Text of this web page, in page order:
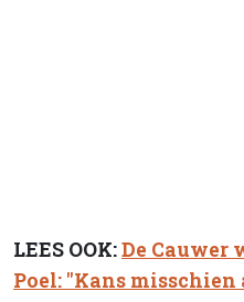
LEES OOK:De Cauwer
Poel: "Kans misschien